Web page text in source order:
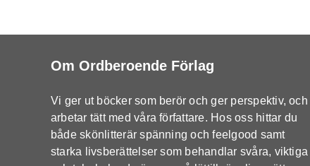
Om Ordberoende Förlag
Vi ger ut böcker som berör och ger perspektiv, och
arbetar tätt med våra författare. Hos oss hittar du
både skönlitterär spänning och feelgood samt
starka livsberättelser som behandlar svåra, viktiga